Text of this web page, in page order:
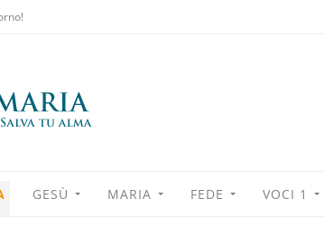
GESÙ MARIA FEDE VOCI 1